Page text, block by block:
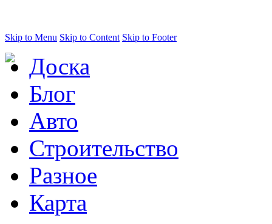
Skip to Menu Skip to Content Skip to Footer
Доска
Блог
Авто
Строительство
Разное
Карта